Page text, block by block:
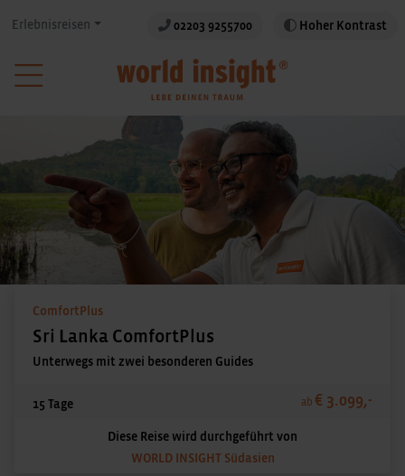
Erlebnisreisen 02203 9255700 Hoher Kontrast
ComfortPlus
Sri Lanka ComfortPlus
Unterwegs mit zwei besonderen Guides
15 Tage ab € 3.099,-
Diese Reise wird durchgeführt von
WORLD INSIGHT Südasien